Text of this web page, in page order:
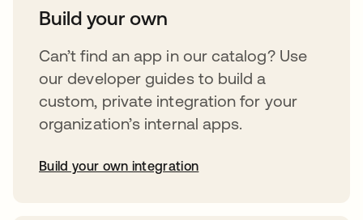
Build your own
Can’t find an app in our catalog? Use
our developer guides to build a
custom, private integration for your
organization’s internal apps.
Build your own integration